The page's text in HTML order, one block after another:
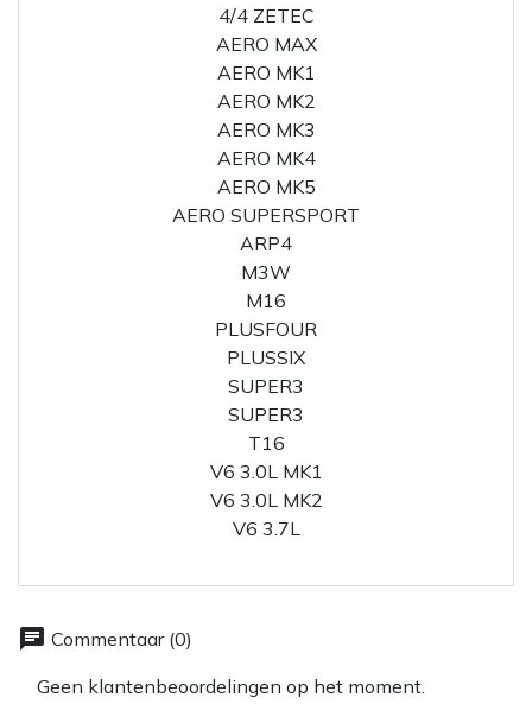
4/4 ZETEC
AERO MAX
AERO MK1
AERO MK2
AERO MK3
AERO MK4
AERO MK5
AERO SUPERSPORT
ARP4
M3W
M16
PLUSFOUR
PLUSSIX
SUPER3
SUPER3
T16
V6 3.0L MK1
V6 3.0L MK2
V6 3.7L
chat Commentaar (0)
Geen klantenbeoordelingen op het moment.